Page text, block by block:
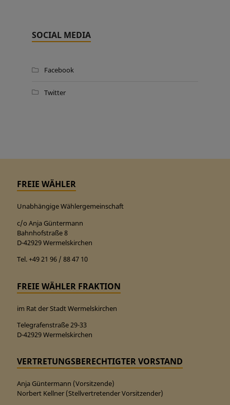
SOCIAL MEDIA
Facebook
Twitter
FREIE WÄHLER
Unabhängige Wählergemeinschaft
c/o Anja Güntermann
Bahnhofstraße 8
D-42929 Wermelskirchen
Tel. +49 21 96 / 88 47 10
FREIE WÄHLER FRAKTION
im Rat der Stadt Wermelskirchen
Telegrafenstraße 29-33
D-42929 Wermelskirchen
VERTRETUNGSBERECHTIGTER VORSTAND
Anja Güntermann (Vorsitzende)
Norbert Kellner (Stellvertretender Vorsitzender)